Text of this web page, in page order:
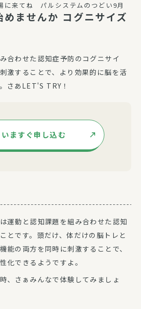
来てね パルシステムのつどい9月
ませんか コグニサイズ
合わせた認知症予防のコグニサイ
激することで、より効果的に脳を活
さあLET'S TRY！
いますぐ申し込む
運動と認知課題を組み合わせた認知
とです。頭だけ、体だけの脳トレと
能の両方を同時に刺激することで、
化できるようですよ。
、さぁみんなで体験してみましょ